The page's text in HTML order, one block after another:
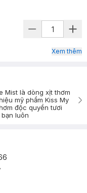
Xem thêm
Mist là dòng xịt thơm
mỹ phẩm Kiss My
độc quyền tươi
luôn